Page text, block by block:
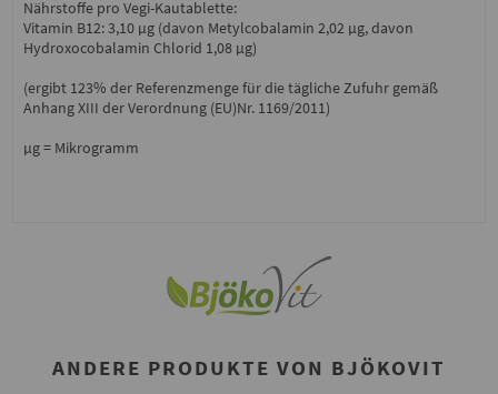
Nährstoffe pro Vegi-Kautablette:
Vitamin B12: 3,10 μg (davon Metylcobalamin 2,02 μg, davon
Hydroxocobalamin Chlorid 1,08 μg)
(ergibt 123% der Referenzmenge für die tägliche Zufuhr gemäß
Anhang XIII der Verordnung (EU)Nr. 1169/2011)
μg = Mikrogramm
ANDERE PRODUKTE VON BJÖKOVIT